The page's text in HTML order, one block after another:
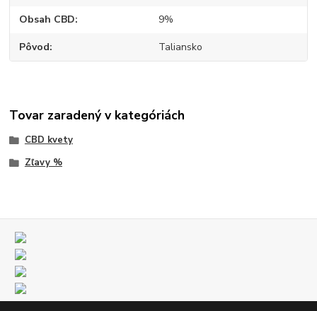
Obsah CBD 9%
Pôvod Taliansko
Tovar zaradený v kategóriách
CBD kvety
Zľavy %